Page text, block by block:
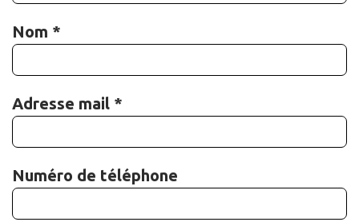
Nom *
Adresse mail *
Numéro de téléphone